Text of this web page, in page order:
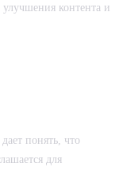
улучшения контента и
понять, что
для